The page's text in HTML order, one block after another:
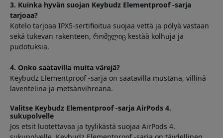
3. Kuinka hyvän suojan Keybudz Elementproof -sarja
tarjoaa?
Kotelo tarjoaa IPX5-sertifioitua suojaa vettä ja pölyä vastaan
sekä tukevan rakenteen, რომელიც kestää kolhuja ja
pudotuksia.
4. Onko saatavilla muita värejä?
Keybudz Elementproof -sarja on saatavilla mustana, villinä
laventelina ja metsänvihreänä.
Valitse Keybudz Elementproof -sarja AirPods 4.
sukupolvelle
Jos etsit luotettavaa ja tyylikästä suojaa AirPods 4.